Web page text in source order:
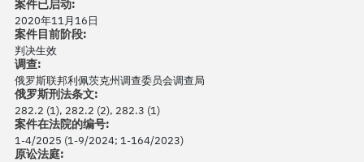
案件已启动:
2020年11月16日
案件目前阶段:
判决生效
调查:
俄罗斯联邦利佩茨克州调查委员会调查局
俄罗斯刑法条文:
282.2 (1), 282.2 (2), 282.3 (1)
案件在法院的编号:
1-4/2025 (1-9/2024; 1-164/2023)
原讼法庭: